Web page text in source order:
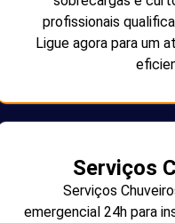
profissionais
Ligue agora para um
Serviços
Serviços
emergencial 24h para